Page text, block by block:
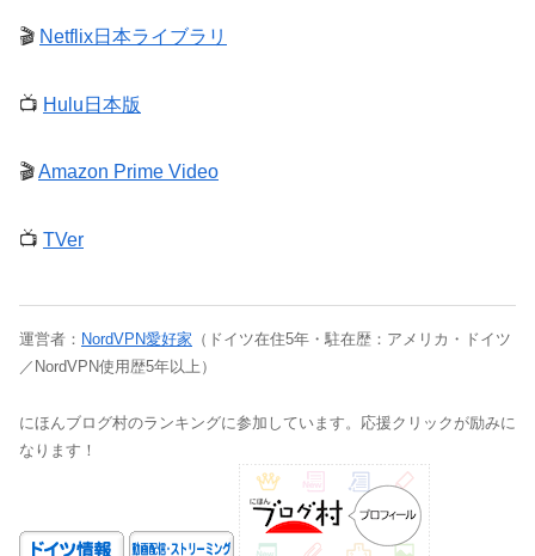
🎬 Netflix日本ライブラリ
📺 Hulu日本版
🎬Amazon Prime Video
📺 TVer
運営者： NordVPN愛好家 （ドイツ在住5年・駐在歴：アメリカ・ドイツ
／NordVPN使用歴5年以上）
にほんブログ村のランキングに参加しています。応援クリックが励みに
なります！